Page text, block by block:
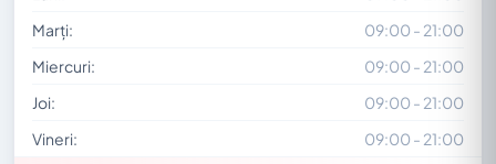
Marți:
09:00 - 21:00
Miercuri:
09:00 - 21:00
Joi:
09:00 - 21:00
Vineri:
09:00 - 21:00